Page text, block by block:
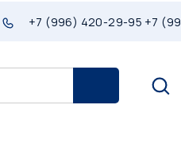
+7
+7 (996) 420-29-95